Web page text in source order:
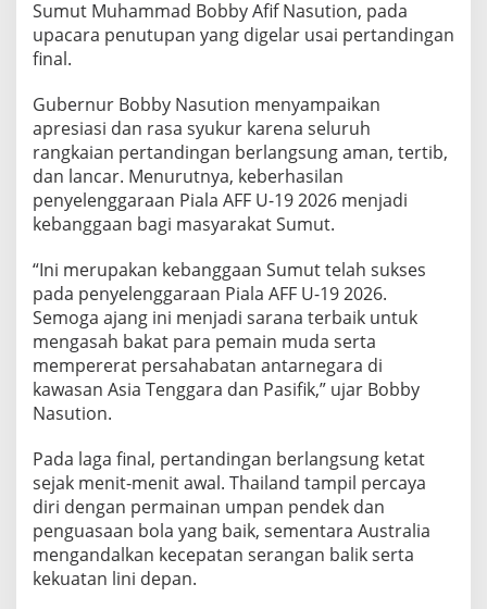
u
n
k
a
n
K
a
p
a
i
t
a
s
T
u
a
u
m
a
h
I
n
Sumut Muhammad Bobby Afif Nasution, pada
upacara penutupan yang digelar usai pertandingan
final.
Gubernur Bobby Nasution menyampaikan
apresiasi dan rasa syukur karena seluruh
rangkaian pertandingan berlangsung aman, tertib,
dan lancar. Menurutnya, keberhasilan
penyelenggaraan Piala AFF U-19 2026 menjadi
kebanggaan bagi masyarakat Sumut.
“Ini merupakan kebanggaan Sumut telah sukses
pada penyelenggaraan Piala AFF U-19 2026.
Semoga ajang ini menjadi sarana terbaik untuk
mengasah bakat para pemain muda serta
mempererat persahabatan antarnegara di
kawasan Asia Tenggara dan Pasifik,” ujar Bobby
Nasution.
Pada laga final, pertandingan berlangsung ketat
sejak menit-menit awal. Thailand tampil percaya
diri dengan permainan umpan pendek dan
penguasaan bola yang baik, sementara Australia
mengandalkan kecepatan serangan balik serta
kekuatan lini depan.